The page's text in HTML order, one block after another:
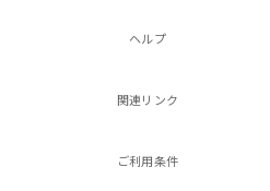
ヘルプ
関連リンク
ご利用条件